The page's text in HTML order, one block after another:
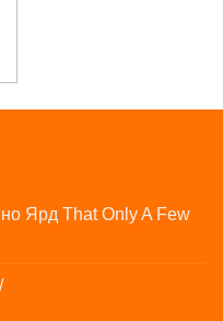
Ярд That Only A Few